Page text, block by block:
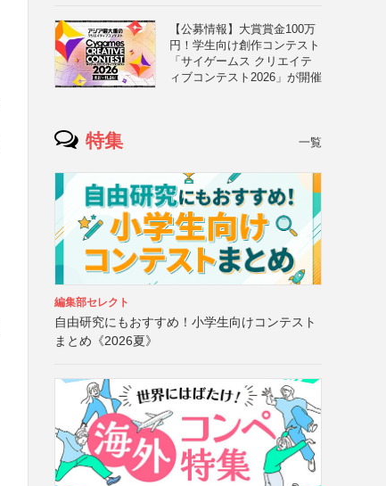
【公募情報】大賞賞金100万
円！学生向け創作コンテスト
「サイゲームス クリエイテ
ィブコンテスト2026」が開催
特集 一覧
編集部セレクト
自由研究にもおすすめ！小学生向けコンテスト
まとめ《2026夏》